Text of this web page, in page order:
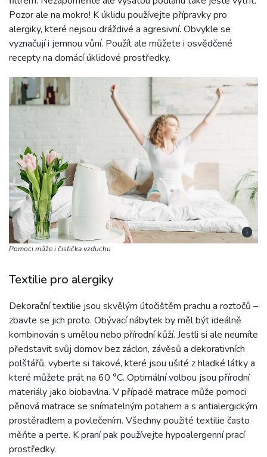
Pozor ale na mokro! K úklidu používejte přípravky pro
alergiky, které nejsou dráždivé a agresivní. Obvykle se
vyznačují i jemnou vůní. Použít ale můžete i osvědčené
recepty na domácí úklidové prostředky.
i
Pomoci může i čistička vzduchu
Textilie pro alergiky
Dekorační textilie jsou skvělým útočištěm prachu a roztočů –
zbavte se jich proto. Obývací nábytek by měl být ideálně
kombinován s umělou nebo přírodní kůží. Jestli si ale neumíte
představit svůj domov bez záclon, závěsů a dekorativních
polštářů, vyberte si takové, které jsou ušité z hladké látky a
které můžete prát na 60 °C. Optimální volbou jsou přírodní
materiály jako biobavlna. V případě matrace může pomoci
pěnová matrace se snímatelným potahem a s antialergickým
prostěradlem a povlečením. Všechny použité textilie často
měňte a perte. K praní pak používejte hypoalergenní prací
prostředky.